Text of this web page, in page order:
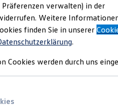
und Gebrauchtwagen
Präferenzen verwalten) in der
Weitere
finden Sie in unserer
.
Cookies werden durch uns